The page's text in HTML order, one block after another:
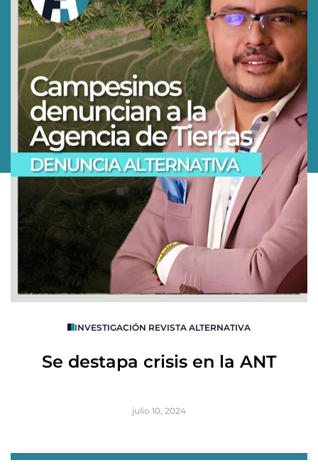
INVESTIGACIÓN REVISTA ALTERNATIVA
Se destapa crisis en la ANT
julio 10, 2024